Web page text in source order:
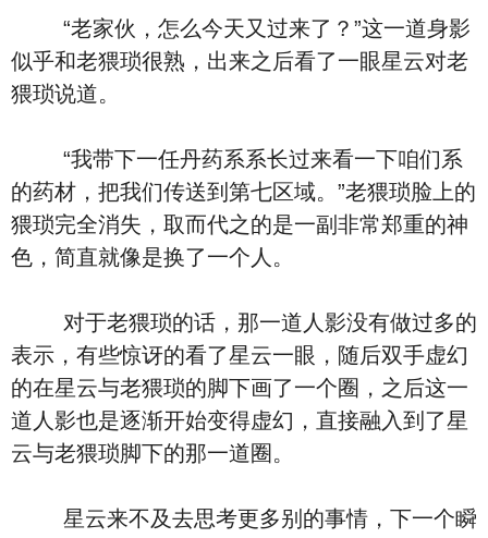
“老家伙，怎么今天又过来了？”这一道身影
似乎和老猥琐很熟，出来之后看了一眼星云对老
猥琐说道。
“我带下一任丹药系系长过来看一下咱们系
的药材，把我们传送到第七区域。”老猥琐脸上的
猥琐完全消失，取而代之的是一副非常郑重的神
色，简直就像是换了一个人。
对于老猥琐的话，那一道人影没有做过多的
表示，有些惊讶的看了星云一眼，随后双手虚幻
的在星云与老猥琐的脚下画了一个圈，之后这一
道人影也是逐渐开始变得虚幻，直接融入到了星
云与老猥琐脚下的那一道圈。
星云来不及去思考更多别的事情，下一个瞬